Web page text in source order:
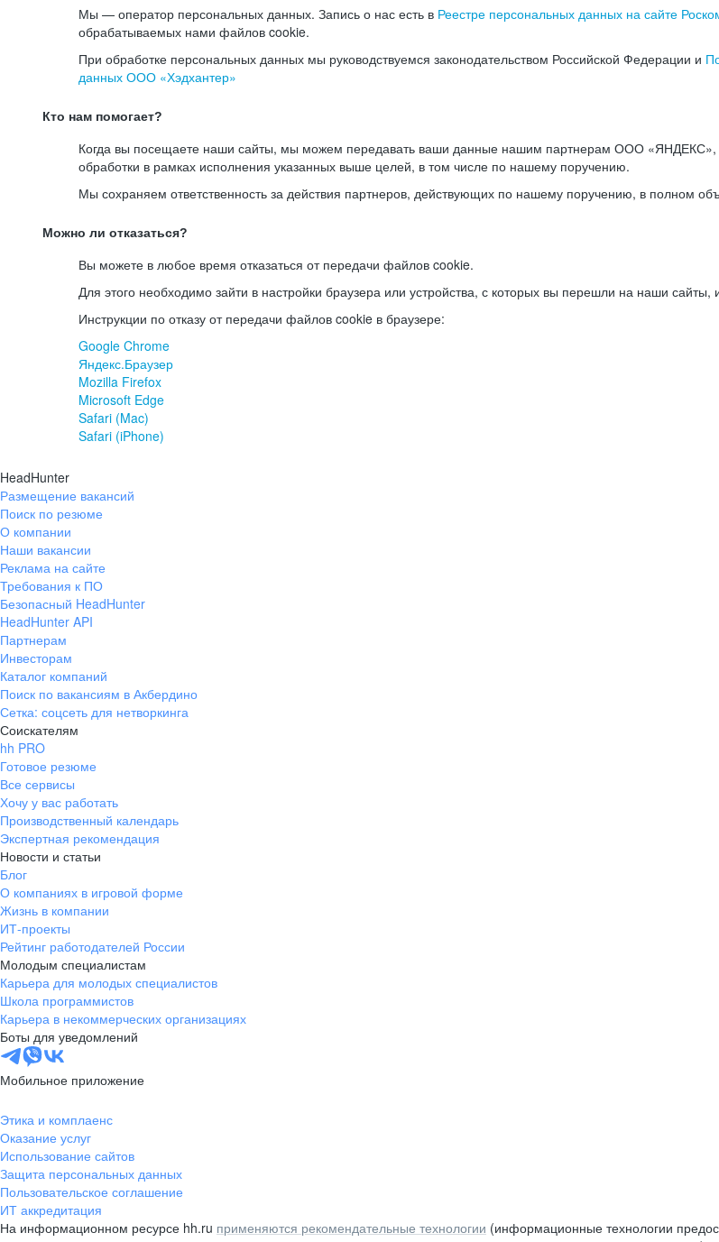
Мы — оператор персональных данных. Запись о нас есть в Реестре персональных данных на сайте
обрабатываемых нами файлов cookie.
При обработке персональных данных мы руководствуемся законодательством Российской Федерации и
данных ООО «Хэдхантер»
Кто нам помогает?
Когда вы посещаете наши сайты, мы можем передавать ваши данные нашим партнерам ООО
обработки в рамках исполнения указанных выше целей, в том числе по нашему поручению.
Мы сохраняем ответственность за действия партнеров, действующих по нашему поручению, в полном
Можно ли отказаться?
Вы можете в любое время отказаться от передачи файлов cookie.
Для этого необходимо зайти в настройки браузера или устройства, с которых вы перешли на наши
Инструкции по отказу от передачи файлов cookie в браузере:
Google Chrome
Яндекс.Браузер
Mozilla Firefox
Microsoft Edge
Safari (Mac)
Safari (iPhone)
HeadHunter
Размещение вакансий
Поиск по резюме
О компании
Наши вакансии
Реклама на сайте
Требования к ПО
Безопасный HeadHunter
HeadHunter API
Партнерам
Инвесторам
Каталог компаний
Поиск по вакансиям в Акбердино
Сетка: соцсеть для нетворкинга
Соискателям
hh PRO
Готовое резюме
Все сервисы
Хочу у вас работать
Производственный календарь
Экспертная рекомендация
Новости и статьи
Блог
О компаниях в игровой форме
Жизнь в компании
ИТ-проекты
Рейтинг работодателей России
Молодым специалистам
Карьера для молодых специалистов
Школа программистов
Карьера в некоммерческих организациях
Боты для уведомлений
Мобильное приложение
Этика и комплаенс
Оказание услуг
Использование сайтов
Защита персональных данных
Пользовательское соглашение
ИТ аккредитация
На информационном ресурсе hh.ru применяются рекомендательные технологии (информационные технологии